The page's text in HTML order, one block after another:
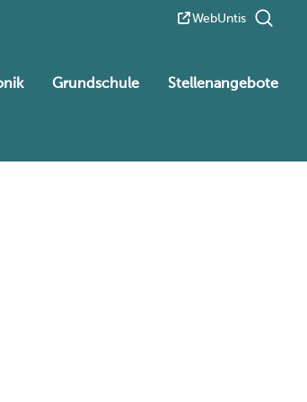
WebUntis
Grundschule Stellenangebote